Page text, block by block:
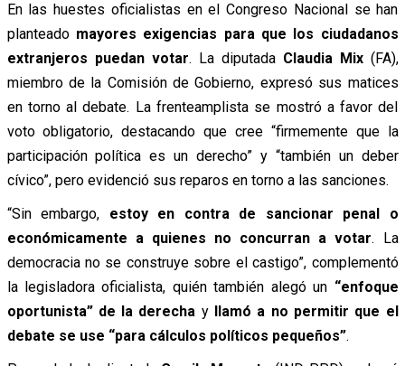
En las huestes oficialistas en el Congreso Nacional se han
planteado mayores exigencias para que los ciudadanos
extranjeros puedan votar. La diputadaClaudia Mix(FA),
miembro de la Comisión de Gobierno, expresó sus matices
en torno al debate. La frenteamplista se mostró a favor del
voto obligatorio, destacando que cree “firmemente que la
participación política es un derecho” y “también un deber
cívico”, pero evidenció sus reparos en torno a las sanciones.
“Sin embargo, estoy en contra de sancionar penal o
económicamente a quienes no concurran a votar. La
democracia no se construye sobre el castigo”, complementó
la legisladora oficialista, quién también alegó un “enfoque
oportunista” de la derecha y llamó a no permitir que el
debate se use “para cálculos políticos pequeños”.